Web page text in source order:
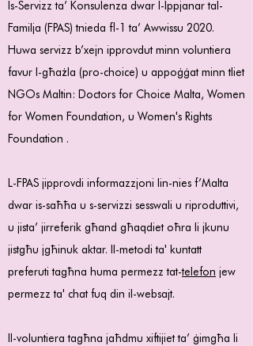
Is-Servizz ta’ Konsulenza dwar l-Ippjanar tal-
Familja (FPAS) tnieda fl-1 ta’ Awwissu 2020.
Huwa servizz b’xejn ipprovdut minn voluntiera
favur l-għażla (pro-choice) u appoġġat minn tliet
NGOs Maltin: Doctors for Choice Malta, Women
for Women Foundation, u Women's Rights
Foundation .
L-FPAS jipprovdi informazzjoni lin-nies f’Malta
dwar is-saħħa u s-servizzi sesswali u riproduttivi,
u jista’ jirreferik għand għaqdiet oħra li jkunu
jistgħu jgħinuk aktar. Il-metodi ta' kuntatt
preferuti tagħna huma permezz tat-telefon jew
permezz ta' chat fuq din il-websajt.
Il-voluntiera tagħna jaħdmu xiftijiet ta’ ġimgħa li